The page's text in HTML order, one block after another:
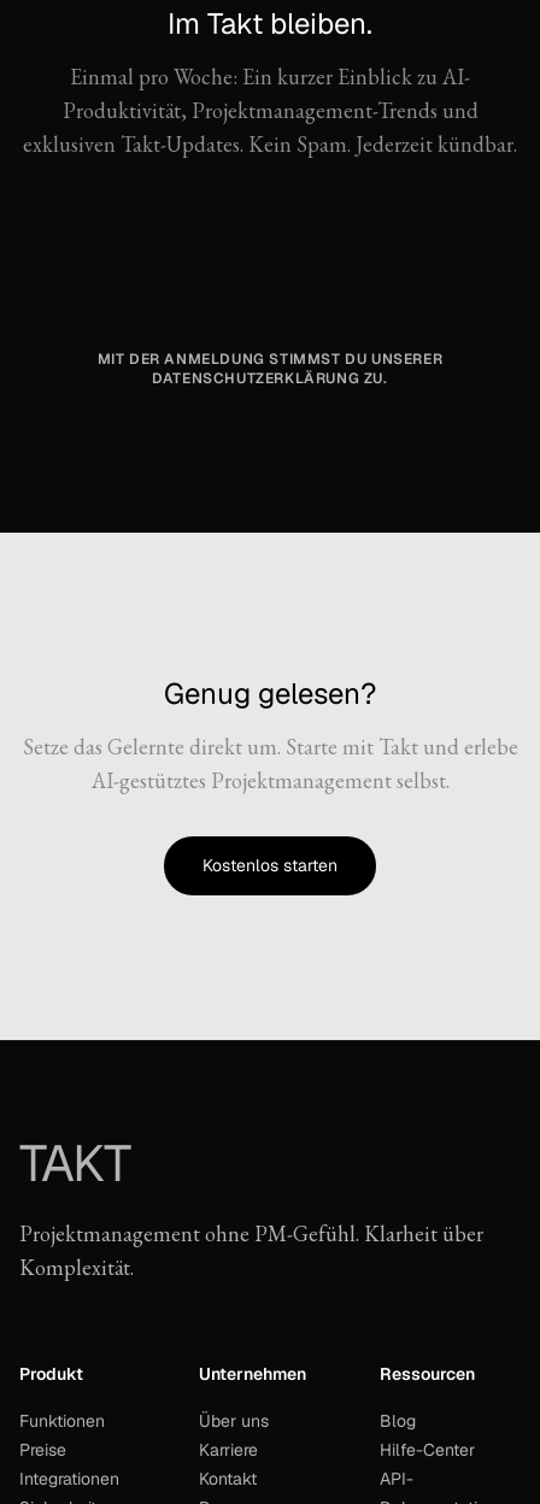
Im Takt bleiben.
Einmal pro Woche: Ein kurzer Einblick zu AI-
Produktivität, Projektmanagement-Trends und
exklusiven Takt-Updates. Kein Spam. Jederzeit kündbar.
MIT DER ANMELDUNG STIMMST DU UNSERER
DATENSCHUTZERKLÄRUNG ZU.
Genug gelesen?
Setze das Gelernte direkt um. Starte mit Takt und erlebe
AI-gestütztes Projektmanagement selbst.
Kostenlos starten
TAKT
Projektmanagement ohne PM-Gefühl. Klarheit über
Komplexität.
Produkt
Funktionen
Preise
Integrationen
Unternehmen
Über uns
Karriere
Kontakt
Ressourcen
Blog
Hilfe-Center
API-